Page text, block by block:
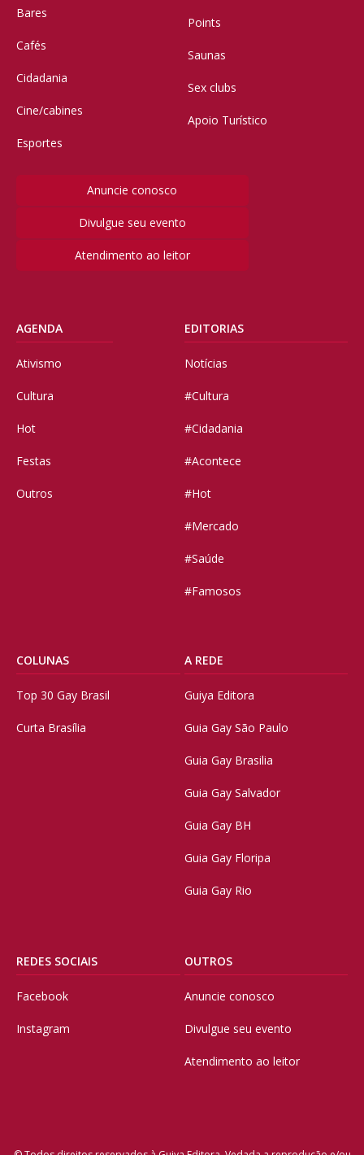
Bares
Cafés
Cidadania
Cine/cabines
Esportes
Points
Saunas
Sex clubs
Apoio Turístico
Anuncie conosco
Divulgue seu evento
Atendimento ao leitor
AGENDA
Ativismo
Cultura
Hot
Festas
Outros
EDITORIAS
Notícias
#Cultura
#Cidadania
#Acontece
#Hot
#Mercado
#Saúde
#Famosos
COLUNAS
Top 30 Gay Brasil
Curta Brasília
A REDE
Guiya Editora
Guia Gay São Paulo
Guia Gay Brasilia
Guia Gay Salvador
Guia Gay BH
Guia Gay Floripa
Guia Gay Rio
REDES SOCIAIS
Facebook
Instagram
OUTROS
Anuncie conosco
Divulgue seu evento
Atendimento ao leitor